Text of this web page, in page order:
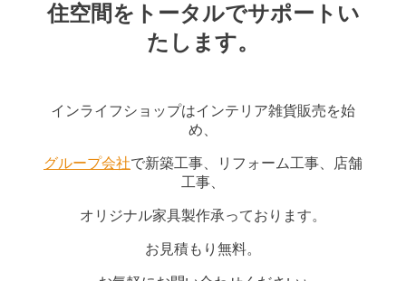
住空間をトータルでサポートい
たします。
インライフショップはインテリア雑貨販売を始
め、
グループ会社で新築工事、リフォーム工事、店舗
工事、
オリジナル家具製作承っております。
お見積もり無料。